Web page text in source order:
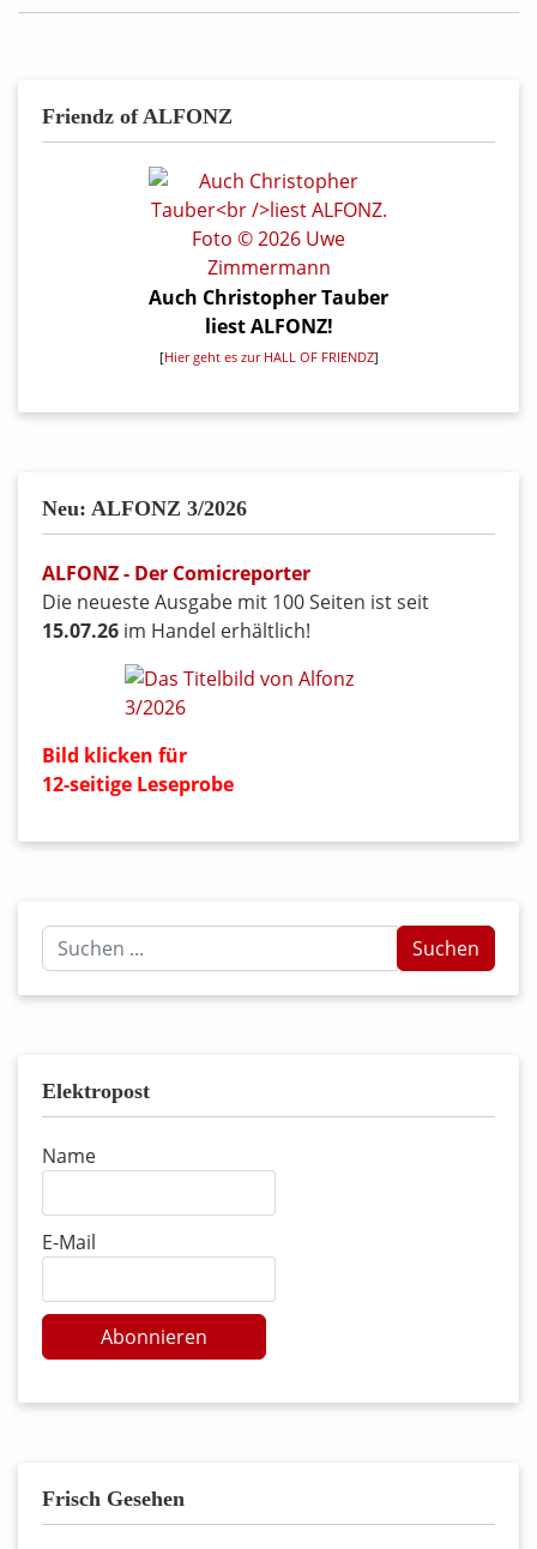
Friendz of ALFONZ
Auch Christopher Tauber
liest ALFONZ!
[Hier geht es zur HALL OF FRIENDZ]
Neu: ALFONZ 3/2026
ALFONZ - Der Comicreporter
Die neueste Ausgabe mit 100 Seiten ist seit
15.07.26 im Handel erhältlich!
Bild klicken für
12-seitige Leseprobe
Suchen
...
Suchen
Elektropost
Name
E-Mail
Abonnieren
Frisch Gesehen